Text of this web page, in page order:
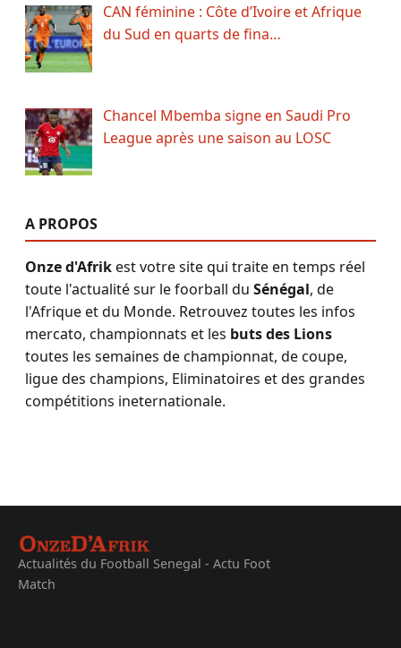
CAN féminine : Côte d’Ivoire et Afrique
du Sud en quarts de fina…
Chancel Mbemba signe en Saudi Pro
League après une saison au LOSC
A PROPOS
Onze d'Afrikest votre site qui traite en temps réel
toute l'actualité sur le foorball du Sénégal, de
l'Afrique et du Monde. Retrouvez toutes les infos
mercato, championnats et les buts des Lions
toutes les semaines de championnat, de coupe,
ligue des champions, Eliminatoires et des grandes
compétitions ineternationale.
Actualités du Football Senegal - Actu Foot
Match